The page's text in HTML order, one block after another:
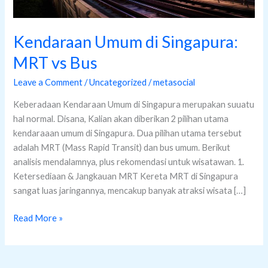
Kendaraan Umum di Singapura:
MRT vs Bus
Leave a Comment /Uncategorized /metasocial
Keberadaan Kendaraan Umum di Singapura merupakan suuatu
hal normal. Disana, Kalian akan diberikan 2 pilihan utama
kendaraaan umum di Singapura. Dua pilihan utama tersebut
adalah MRT (Mass Rapid Transit) dan bus umum. Berikut
analisis mendalamnya, plus rekomendasi untuk wisatawan. 1.
Ketersediaan & Jangkauan MRT Kereta MRT di Singapura
sangat luas jaringannya, mencakup banyak atraksi wisata […]
Read More »